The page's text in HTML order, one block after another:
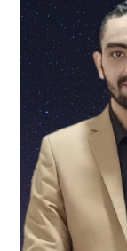
ق
ر
ا
ا
م
و
ق
ع
R